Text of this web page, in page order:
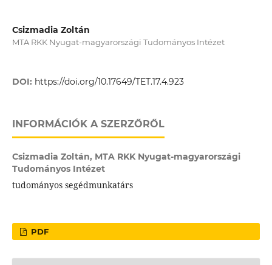
Csizmadia Zoltán
MTA RKK Nyugat-magyarországi Tudományos Intézet
DOI: https://doi.org/10.17649/TET.17.4.923
INFORMÁCIÓK A SZERZŐRŐL
Csizmadia Zoltán, MTA RKK Nyugat-magyarországi
Tudományos Intézet
tudományos segédmunkatárs
PDF